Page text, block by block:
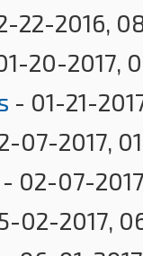
22-2016,
20-2017,
- 01-21-
07-2017,
- 02-07-
02-2017,